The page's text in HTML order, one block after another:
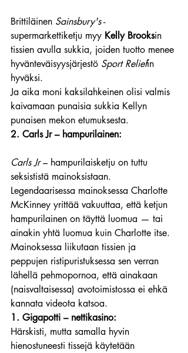
Brittiläinen Sainsbury's -
supermarkettiketju myy Kelly Brooksin
tissien avulla sukkia, joiden tuotto menee
hyvänteväisyysjärjestö Sport Reliefin
hyväksi.
Ja aika moni kaksilahkeinen olisi valmis
kaivamaan punaisia sukkia Kellyn
punaisen mekon etumuksesta.
2. Carls Jr – hampurilainen:
Carls Jr – hampurilaisketju on tuttu
seksististä mainoksistaan.
Legendaarisessa mainoksessa Charlotte
McKinney yrittää vakuuttaa, että ketjun
hampurilainen on täyttä luomua — tai
ainakin yhtä luomua kuin Charlotte itse.
Mainoksessa liikutaan tissien ja
peppujen ristipuristuksessa sen verran
lähellä pehmopornoa, että ainakaan
(naisvaltaisessa) avotoimistossa ei ehkä
kannata videota katsoa.
1. Gigapotti – nettikasino:
Härskisti, mutta samalla hyvin
hienostuneesti tissejä käytetään